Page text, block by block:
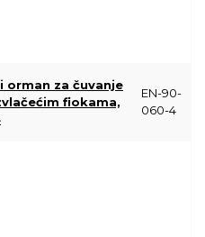
za čuvanje
fiokama,
EN-90-
060-4